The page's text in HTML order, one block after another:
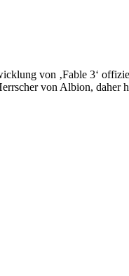
von ‚Fable 3‘
von Albion, daher